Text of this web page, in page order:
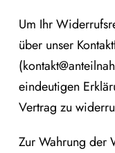
Um Ihr
über unser
eindeutigen
Vertrag zu
Zur Wahrung der